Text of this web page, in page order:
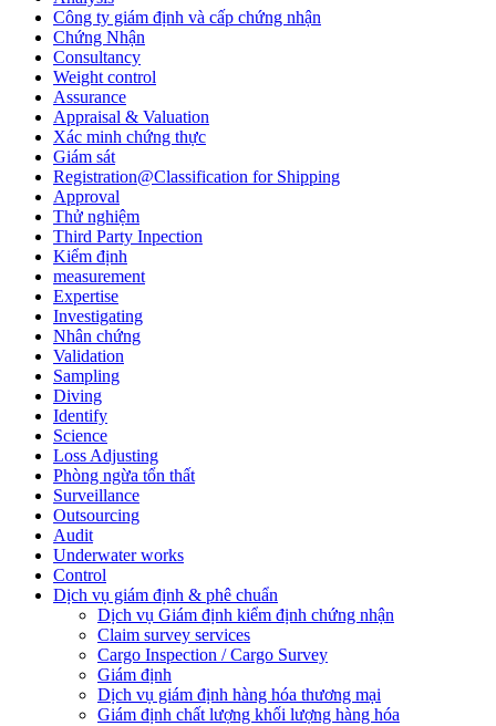
Công ty giám định và cấp chứng nhận
Chứng Nhận
Consultancy
Weight control
Assurance
Appraisal & Valuation
Xác minh chứng thực
Giám sát
Registration@Classification for Shipping
Approval
Thử nghiệm
Third Party Inpection
Kiểm định
measurement
Expertise
Investigating
Nhân chứng
Validation
Sampling
Diving
Identify
Science
Loss Adjusting
Phòng ngừa tổn thất
Surveillance
Outsourcing
Audit
Underwater works
Control
Dịch vụ giám định & phê chuẩn
Dịch vụ Giám định kiểm định chứng nhận
Claim survey services
Cargo Inspection / Cargo Survey
Giám định
Dịch vụ giám định hàng hóa thương mại
Giám định chất lượng khối lượng hàng hóa